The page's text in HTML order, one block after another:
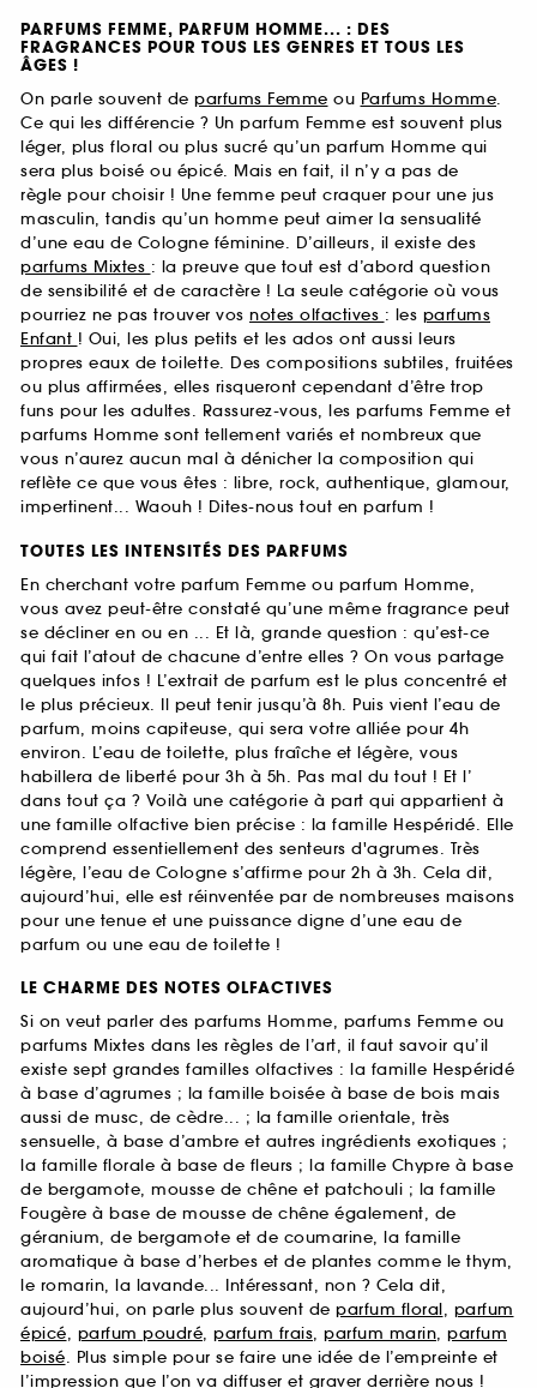
PARFUMS FEMME, PARFUM HOMME... : DES
FRAGRANCES POUR TOUS LES GENRES ET TOUS LES
ÂGES !
On parle souvent de parfums Femme ou Parfums Homme.
Ce qui les différencie ? Un parfum Femme est souvent plus
léger, plus floral ou plus sucré qu’un parfum Homme qui
sera plus boisé ou épicé. Mais en fait, il n’y a pas de
règle pour choisir ! Une femme peut craquer pour une jus
masculin, tandis qu’un homme peut aimer la sensualité
d’une eau de Cologne féminine. D’ailleurs, il existe des
parfums Mixtes : la preuve que tout est d’abord question
de sensibilité et de caractère ! La seule catégorie où vous
pourriez ne pas trouver vos notes olfactives : les parfums
Enfant ! Oui, les plus petits et les ados ont aussi leurs
propres eaux de toilette. Des compositions subtiles, fruitées
ou plus affirmées, elles risqueront cependant d’être trop
funs pour les adultes. Rassurez-vous, les parfums Femme et
parfums Homme sont tellement variés et nombreux que
vous n’aurez aucun mal à dénicher la composition qui
reflète ce que vous êtes : libre, rock, authentique, glamour,
impertinent... Waouh ! Dites-nous tout en parfum !
TOUTES LES INTENSITÉS DES PARFUMS
En cherchant votre parfum Femme ou parfum Homme,
vous avez peut-être constaté qu’une même fragrance peut
se décliner en ou en ... Et là, grande question : qu’est-ce
qui fait l’atout de chacune d’entre elles ? On vous partage
quelques infos ! L’extrait de parfum est le plus concentré et
le plus précieux. Il peut tenir jusqu’à 8h. Puis vient l’eau de
parfum, moins capiteuse, qui sera votre alliée pour 4h
environ. L’eau de toilette, plus fraîche et légère, vous
habillera de liberté pour 3h à 5h. Pas mal du tout ! Et l’
dans tout ça ? Voilà une catégorie à part qui appartient à
une famille olfactive bien précise : la famille Hespéridé. Elle
comprend essentiellement des senteurs d'agrumes. Très
légère, l’eau de Cologne s’affirme pour 2h à 3h. Cela dit,
aujourd’hui, elle est réinventée par de nombreuses maisons
pour une tenue et une puissance digne d’une eau de
parfum ou une eau de toilette !
LE CHARME DES NOTES OLFACTIVES
Si on veut parler des parfums Homme, parfums Femme ou
parfums Mixtes dans les règles de l’art, il faut savoir qu’il
existe sept grandes familles olfactives : la famille Hespéridé
à base d’agrumes ; la famille boisée à base de bois mais
aussi de musc, de cèdre... ; la famille orientale, très
sensuelle, à base d’ambre et autres ingrédients exotiques ;
la famille florale à base de fleurs ; la famille Chypre à base
de bergamote, mousse de chêne et patchouli ; la famille
Fougère à base de mousse de chêne également, de
géranium, de bergamote et de coumarine, la famille
aromatique à base d’herbes et de plantes comme le thym,
le romarin, la lavande... Intéressant, non ? Cela dit,
aujourd’hui, on parle plus souvent de parfum floral, parfum
épicé, parfum poudré, parfum frais, parfum marin, parfum
boisé. Plus simple pour se faire une idée de l’empreinte et
l’impression que l’on va diffuser et graver derrière nous !